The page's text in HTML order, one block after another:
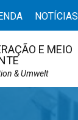
NOTÍCIAS
E MEIO
& Umwelt